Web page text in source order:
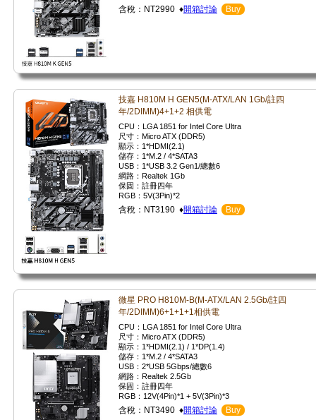
含稅：NT2990 ♦開箱討論 Buy
技嘉 H810M H GEN5(M-ATX/LAN 1Gb/註四
年/2DIMM)4+1+2 相供電
CPU：LGA 1851 for Intel Core Ultra
尺寸：Micro ATX (DDR5)
顯示：1*HDMI(2.1)
儲存：1*M.2 / 4*SATA3
USB：1*USB 3.2 Gen1/總數6
網路：Realtek 1Gb
保固：註冊四年
RGB：5V(3Pin)*2
含稅：NT3190 ♦開箱討論 Buy
微星 PRO H810M-B(M-ATX/LAN 2.5Gb/註四
年/2DIMM)6+1+1+1相供電
CPU：LGA 1851 for Intel Core Ultra
尺寸：Micro ATX (DDR5)
顯示：1*HDMI(2.1) / 1*DP(1.4)
儲存：1*M.2 / 4*SATA3
USB：2*USB 5Gbps/總數6
網路：Realtek 2.5Gb
保固：註冊四年
RGB：12V(4Pin)*1 + 5V(3Pin)*3
含稅：NT3490 ♦開箱討論 Buy